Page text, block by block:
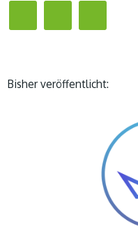
Bisher veröffentlicht: